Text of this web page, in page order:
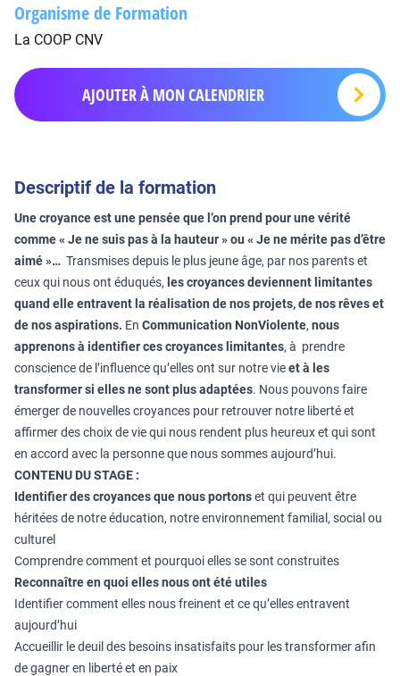
Organisme de Formation
La COOP CNV
AJOUTER À MON CALENDRIER
Descriptif de la formation
Une croyance est une pensée que l’on prend pour une vérité
comme « Je ne suis pas à la hauteur » ou « Je ne mérite pas d’être
aimé »… Transmises depuis le plus jeune âge, par nos parents et
ceux qui nous ont éduqués, les croyances deviennent limitantes
quand elle entravent la réalisation de nos projets, de nos rêves et
de nos aspirations. En Communication NonViolente, nous
apprenons à identifier ces croyances limitantes, à prendre
conscience de l’influence qu’elles ont sur notre vieet à les
transformer si elles ne sont plus adaptées. Nous pouvons faire
émerger de nouvelles croyances pour retrouver notre liberté et
affirmer des choix de vie qui nous rendent plus heureux et qui sont
en accord avec la personne que nous sommes aujourd’hui.
CONTENU DU STAGE :
Identifier des croyances que nous portonset qui peuvent être
héritées de notre éducation, notre environnement familial, social ou
culturel
Comprendre comment et pourquoi elles se sont construites
Reconnaître en quoi elles nous ont été utiles
Identifier comment elles nous freinent et ce qu’elles entravent
aujourd’hui
Accueillir le deuil des besoins insatisfaits pour les transformer afin
de gagner en liberté et en paix